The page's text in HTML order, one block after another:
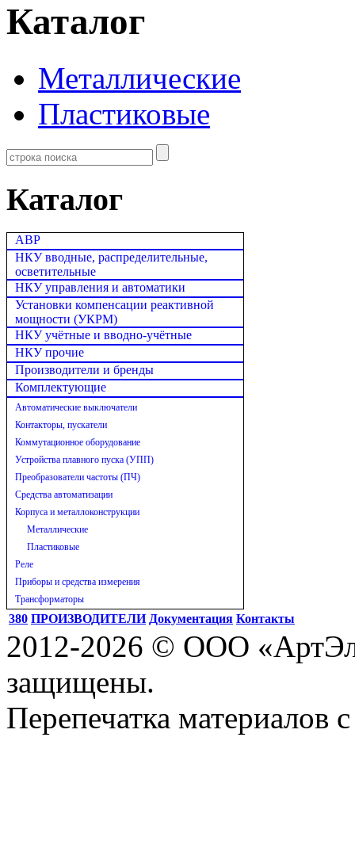
Каталог
Металлические
Пластиковые
Каталог
АВР
НКУ вводные, распределительные,
осветительные
НКУ управления и автоматики
Установки компенсации реактивной
мощности (УКРМ)
НКУ учётные и вводно-учётные
НКУ прочие
Производители и бренды
Комплектующие
Автоматические выключатели
Контакторы, пускатели
Коммутационное оборудование
Устройства плавного пуска (УПП)
Преобразователи частоты (ПЧ)
Средства автоматизации
Корпуса и металлоконструкции
Металлические
Пластиковые
Реле
Приборы и средства измерения
Трансформаторы
380 ПРОИЗВОДИТЕЛИ Документация Контакты
2012-2026 © ООО
защищены.
Перепечатка материалов